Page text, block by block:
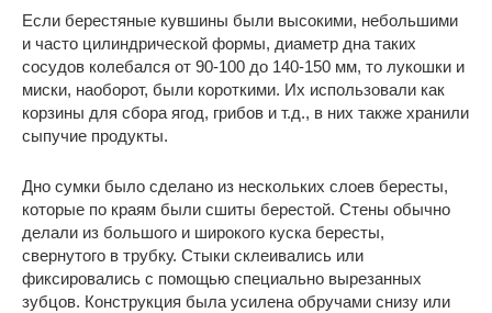
Если берестяные кувшины были высокими, небольшими
и часто цилиндрической формы, диаметр дна таких
сосудов колебался от 90-100 до 140-150 мм, то лукошки и
миски, наоборот, были короткими. Их использовали как
корзины для сбора ягод, грибов и т.д., в них также хранили
сыпучие продукты.
Дно сумки было сделано из нескольких слоев бересты,
которые по краям были сшиты берестой. Стены обычно
делали из большого и широкого куска бересты,
свернутого в трубку. Стыки склеивались или
фиксировались с помощью специально вырезанных
зубцов. Конструкция была усилена обручами снизу или